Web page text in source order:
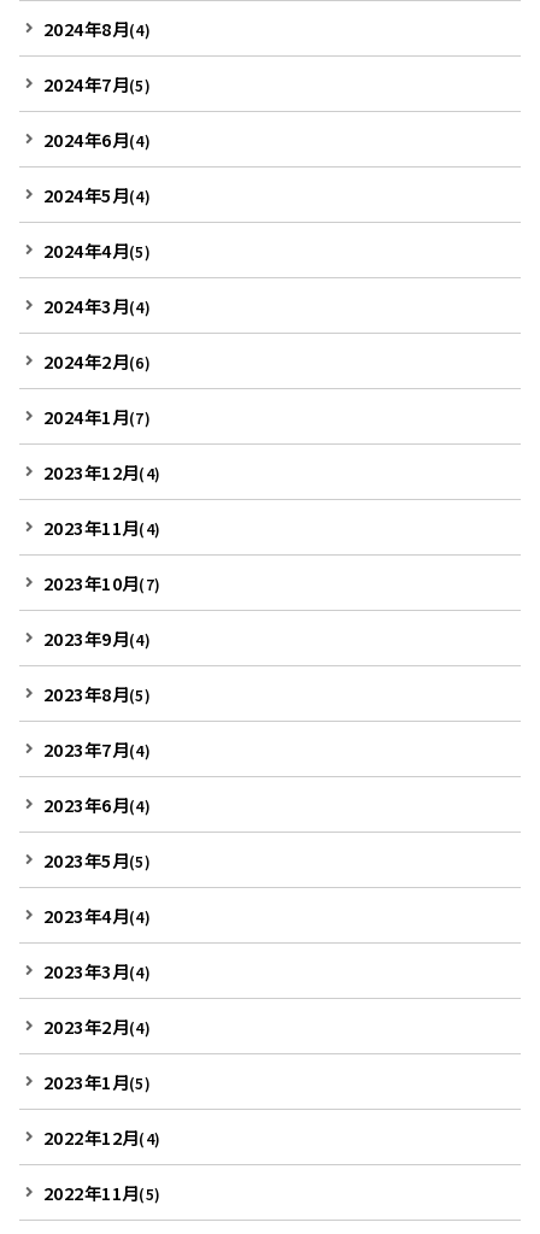
2024年8月(4)
2024年7月(5)
2024年6月(4)
2024年5月(4)
2024年4月(5)
2024年3月(4)
2024年2月(6)
2024年1月(7)
2023年12月(4)
2023年11月(4)
2023年10月(7)
2023年9月(4)
2023年8月(5)
2023年7月(4)
2023年6月(4)
2023年5月(5)
2023年4月(4)
2023年3月(4)
2023年2月(4)
2023年1月(5)
2022年12月(4)
2022年11月(5)